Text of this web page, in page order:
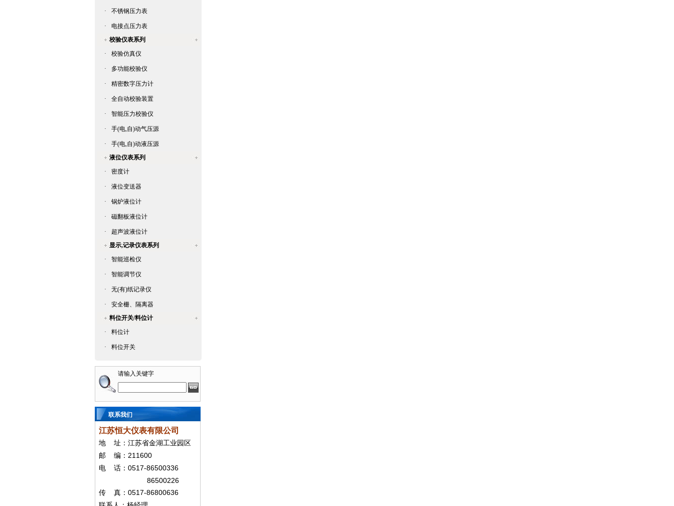
· 不锈钢压力表
·
电接点压力表
校验仪表系列
·
校验仿真仪
· 多功能校验仪
· 精密数字压力计
· 全自动校验装置
· 智能压力校验仪
· 手(电,自)动气压源
·
手(电,自)动液压源
液位仪表系列
·
密度计
· 液位变送器
· 锅炉液位计
· 磁翻板液位计
·
超声波液位计
显示,记录仪表系列
·
智能巡检仪
· 智能调节仪
· 无(有)纸记录仪
·
安全栅、隔离器
料位开关/料位计
·
料位计
· 料位开关
请输入关键字
联系我们
江苏恒大仪表有限公司
地
址：江苏省金湖工业园区
邮
编： 211600
电 话： 0517-86500336
86500226
传 真： 0517-86800636